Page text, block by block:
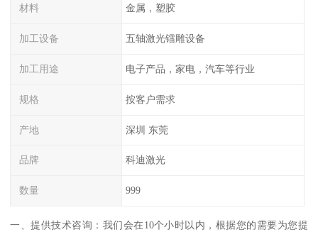
材料 金属，塑胶
加工设备 五轴激光镭雕设备
加工用途 电子产品，家电，汽车等行业
规格 按客户需求
产地 深圳 东莞
品牌 科迪激光
数量 999
一、提供技术咨询：我们会在10个小时以内，根据您的需要为您提